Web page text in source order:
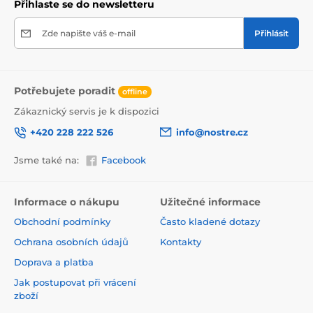
Použitá tisková metoda je ekologická, a proto jsou
přísné normy a mají VOC i GREENGUARD GOLD
certifikaci. Navíc jsou bez obsahu PVC a lepidlo je na
Přihlaste se do newsletteru
Zde napište váš e-mail Přihlásit
Potřebujete poradit offline
Zákaznický servis je k dispozici
+420 228 222 526
info@nostre.cz
Jsme také na: Facebook
Informace o nákupu
Obchodní podmínky
Ochrana osobních údajů
Doprava a platba
Jak postupovat při vrácení
zboží
Užitečné informace
Často kladené dotazy
Kontakty